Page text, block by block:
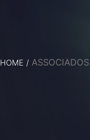
HOME / ASSOCIADOS